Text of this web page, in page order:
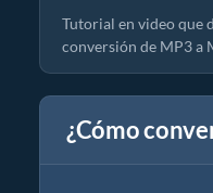
Tutorial en video que
conversión de MP3 a
¿Cómo